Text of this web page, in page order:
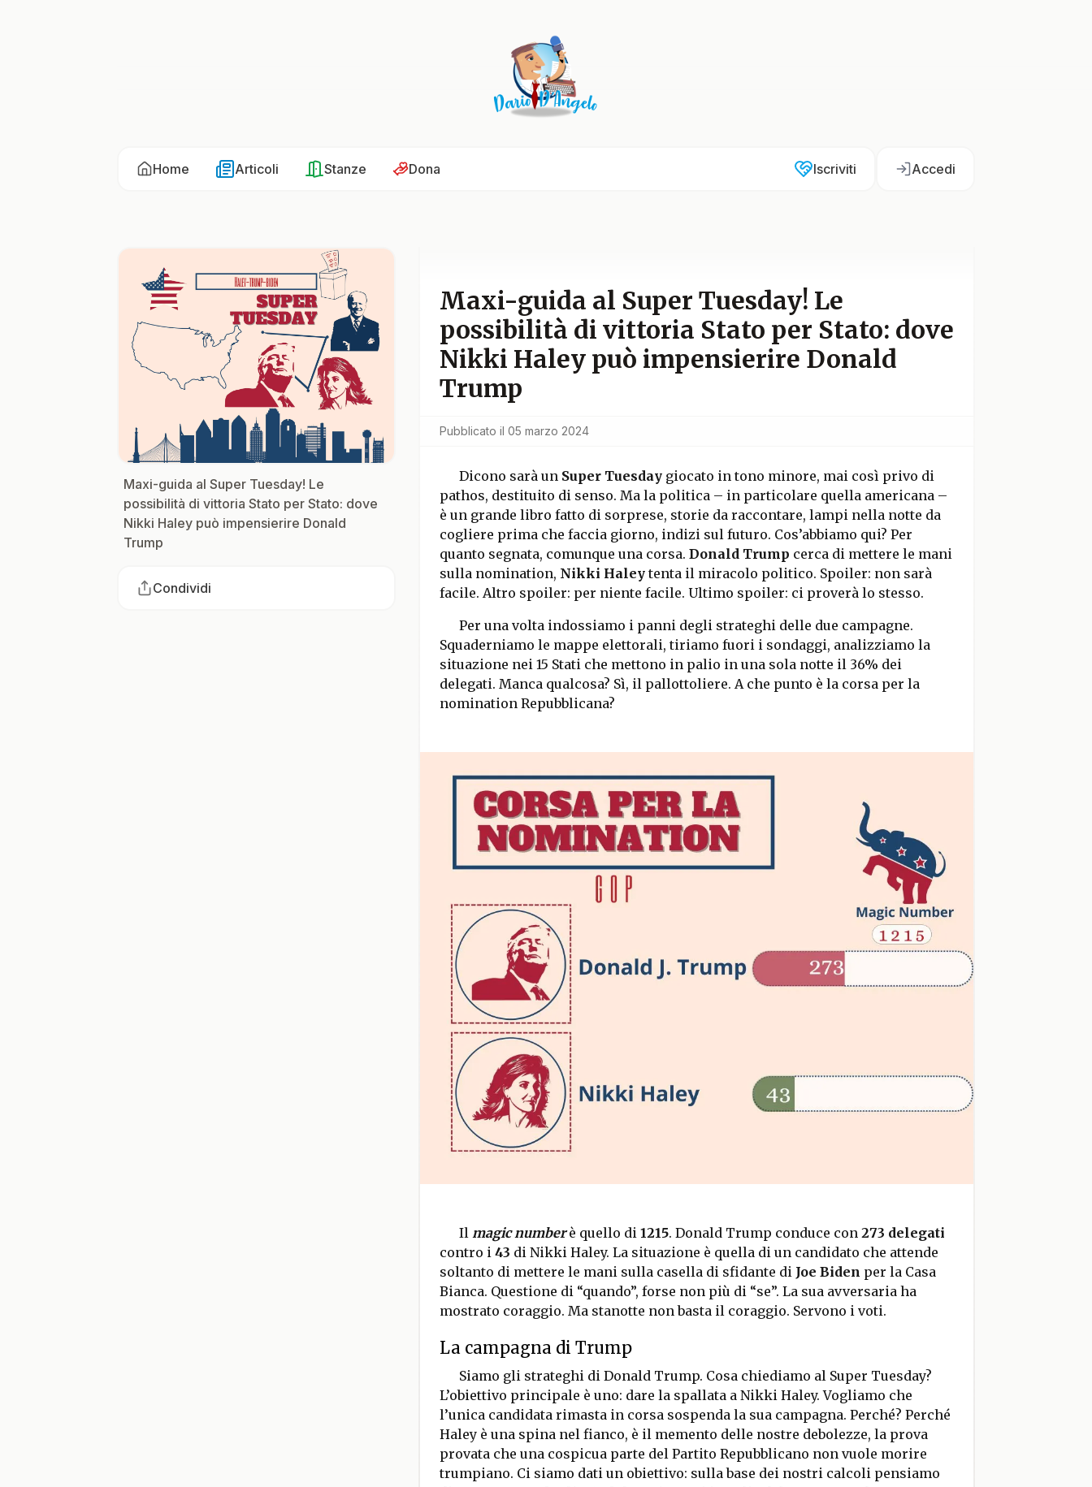
Home Articoli Stanze Dona Iscriviti Accedi
Maxi-guida al Super Tuesday! Le
possibilità di vittoria Stato per Stato: dove
Nikki Haley può impensierire Donald
Trump
Condividi
Maxi-guida al Super Tuesday! Le
possibilità di vittoria Stato per Stato: dove
Nikki Haley può impensierire Donald
Trump
Pubblicato il 05 marzo 2024
Dicono sarà unSuper Tuesdaygiocato in tono minore, mai così privo di
pathos, destituito di senso. Ma la politica – in particolare quella americana –
è un grande libro fatto di sorprese, storie da raccontare, lampi nella notte da
cogliere prima che faccia giorno, indizi sul futuro. Cos’abbiamo qui? Per
quanto segnata, comunque una corsa. Donald Trump cerca di mettere le mani
sulla nomination, Nikki Haleytenta il miracolo politico. Spoiler: non sarà
facile. Altro spoiler: per niente facile. Ultimo spoiler: ci proverà lo stesso.
Per una volta indossiamo i panni degli strateghi delle due campagne.
Squaderniamo le mappe elettorali, tiriamo fuori i sondaggi, analizziamo la
situazione nei 15 Stati che mettono in palio in una sola notte il 36% dei
delegati. Manca qualcosa? Sì, il pallottoliere. A che punto è la corsa per la
nomination Repubblicana?
Il magic numberè quello di 1215. Donald Trump conduce con 273 delegati
contro i 43 di Nikki Haley. La situazione è quella di un candidato che attende
soltanto di mettere le mani sulla casella di sfidante di Joe Biden per la Casa
Bianca. Questione di “quando”, forse non più di “se”. La sua avversaria ha
mostrato coraggio. Ma stanotte non basta il coraggio. Servono i voti.
La campagna di Trump
Siamo gli strateghi di Donald Trump. Cosa chiediamo al Super Tuesday?
L’obiettivo principale è uno: dare la spallata a Nikki Haley. Vogliamo che
l’unica candidata rimasta in corsa sospenda la sua campagna. Perché? Perché
Haley è una spina nel fianco, è il memento delle nostre debolezze, la prova
provata che una cospicua parte del Partito Repubblicano non vuole morire
trumpiano. Ci siamo dati un obiettivo: sulla base dei nostri calcoli pensiamo